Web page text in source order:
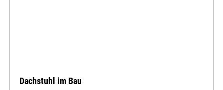
Dachstuhl im Bau